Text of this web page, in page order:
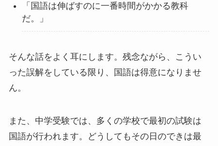
「国語は伸ばすのに一番時間がかかる教科
だ。」
そんな話をよく耳にします。残念ながら、こうい
った誤解をしている限り、国語は得意になりませ
ん。
また、中学受験では、多くの学校で最初の試験は
国語が行われます。どうしてもその日のできは最